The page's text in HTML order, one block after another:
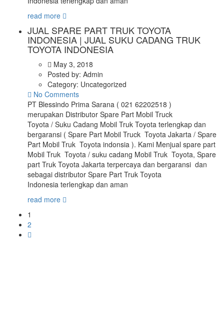
read more
JUAL SPARE PART TRUK TOYOTA
INDONESIA | JUAL SUKU CADANG TRUK
TOYOTA INDONESIA
May 3, 2018
Posted by: Admin
Category: Uncategorized
No Comments
PT Blessindo Prima Sarana ( 021 62202518 )
merupakan Distributor Spare Part Mobil Truck
Toyota / Suku Cadang Mobil Truk Toyota terlengkap dan
bergaransi ( Spare Part Mobil Truck Toyota Jakarta / Spare
Part Mobil Truk Toyota indonsia ). Kami Menjual spare part
Mobil Truk Toyota / suku cadang Mobil Truk Toyota, Spare
part Truk Toyota Jakarta terpercaya dan bergaransi dan
sebagai distributor Spare Part Truk Toyota
Indonesia terlengkap dan aman
read more
1
2